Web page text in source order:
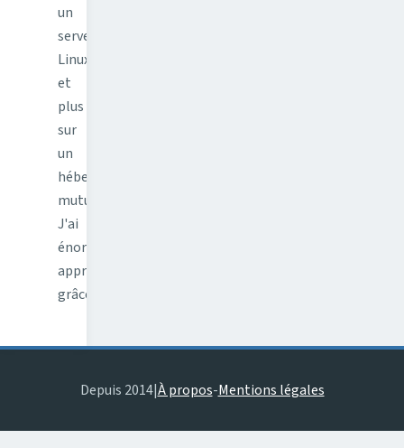
un
serveur
Linux
et
plus
sur
un
hébergement
mutualisé.
J'ai
énormément
appris
grâce…
Depuis 2014|À propos-Mentions légales